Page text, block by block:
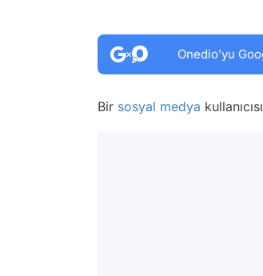
Onedio’yu
Bir sosyal medya